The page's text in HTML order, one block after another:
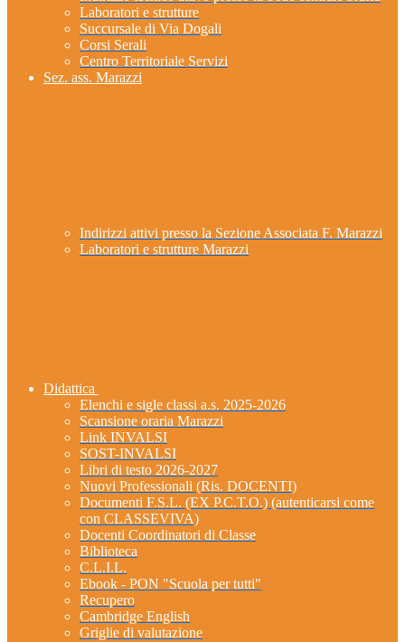
Laboratori e strutture
Succursale di Via Dogali
Corsi Serali
Centro Territoriale Servizi
Sez. ass. Marazzi
Indirizzi attivi presso la Sezione Associata F. Marazzi
Laboratori e strutture Marazzi
Didattica
Elenchi e sigle classi a.s. 2025-2026
Scansione oraria Marazzi
Link INVALSI
SOST-INVALSI
Libri di testo 2026-2027
Nuovi Professionali (Ris. DOCENTI)
Documenti F.S.L. (EX P.C.T.O.) (autenticarsi come
con CLASSEVIVA)
Docenti Coordinatori di Classe
Biblioteca
C.L.I.L.
Ebook - PON "Scuola per tutti"
Recupero
Cambridge English
Griglie di valutazione